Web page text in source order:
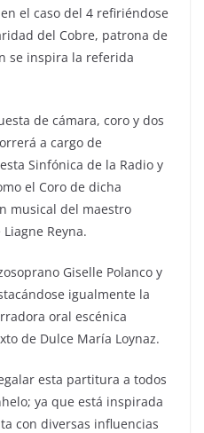
el caso del 4 refiriéndose
del Cobre, patrona de
se inspira la referida
de cámara, coro y dos
a cargo de
Sinfónica de la Radio y
el Coro de dicha
musical del maestro
Reyna.
Giselle Polanco y
igualmente la
oral escénica
de Dulce María Loynaz.
esta partitura a todos
ya que está inspirada
con diversas influencias